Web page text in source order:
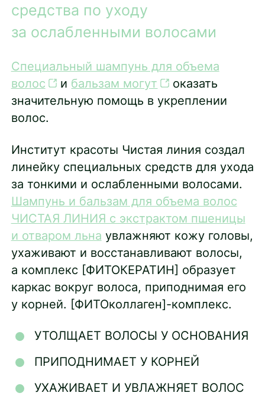
средства по уходу
за ослабленными волосами
Специальный шампунь для объема
волос
и бальзам могут
оказать
значительную помощь в укреплении
волос.
Институт красоты Чистая линия создал
линейку специальных средств для ухода
за тонкими и ослабленными волосами.
Шампунь и бальзам для объема волос
ЧИСТАЯ ЛИНИЯ с экстрактом пшеницы
и отваром льна увлажняют кожу головы,
ухаживают и восстанавливают волосы,
а комплекс [ФИТОКЕРАТИН] образует
каркас вокруг волоса, приподнимая его
у корней. [ФИТОколлаген]-комплекс.
УТОЛЩАЕТ ВОЛОСЫ У ОСНОВАНИЯ
ПРИПОДНИМАЕТ У КОРНЕЙ
УХАЖИВАЕТ И УВЛАЖНЯЕТ ВОЛОС